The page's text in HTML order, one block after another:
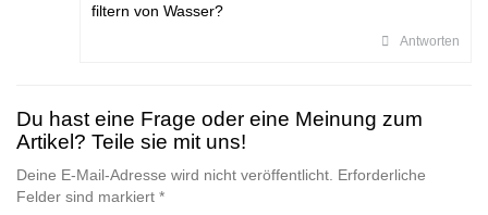
filtern von Wasser?
Antworten
Du hast eine Frage oder eine Meinung zum
Artikel? Teile sie mit uns!
Deine E-Mail-Adresse wird nicht veröffentlicht. Erforderliche
Felder sind markiert *